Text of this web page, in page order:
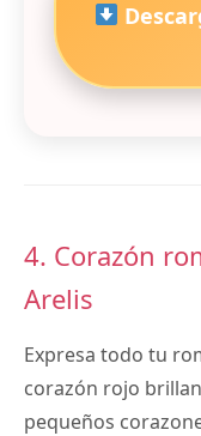
4. Corazón
Arelis
Expresa todo tu
corazón rojo
pequeños